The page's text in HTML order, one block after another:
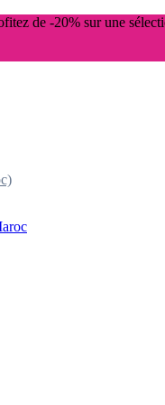
de -20% sur une